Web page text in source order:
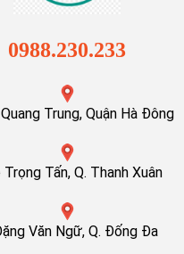
0988.230.233
Trung, Quận Hà Đông
Tấn, Q. Thanh Xuân
Văn Ngữ, Q. Đống Đa